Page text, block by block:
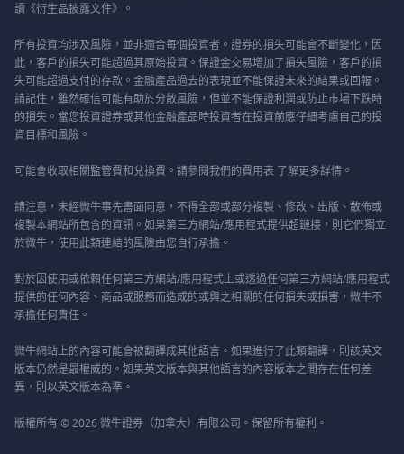
讀《衍生品披露文件》。
所有投資均涉及風險，並非適合每個投資者。證券的損失可能會不斷變化，因
此，客戶的損失可能超過其原始投資。保證金交易增加了損失風險，客戶的損
失可能超過支付的存款。金融產品過去的表現並不能保證未來的結果或回報。
請記住，雖然確信可能有助於分散風險，但並不能保證利潤或防止市場下跌時
的損失。當您投資證券或其他金融產品時投資者在投資前應仔細考慮自己的投
資目標和風險。
可能會收取相關監管費和兌換費。請參閱我們的費用表 了解更多詳情。
請注意，未經微牛事先書面同意，不得全部或部分複製、修改、出版、散佈或
複製本網站所包含的資訊。如果第三方網站/應用程式提供超鏈接，則它們獨立
於微牛，使用此類連結的風險由您自行承擔。
對於因使用或依賴任何第三方網站/應用程式上或透過任何第三方網站/應用程式
提供的任何內容、商品或服務而造成的或與之相關的任何損失或損害，微牛不
承擔任何責任。
微牛網站上的內容可能會被翻譯成其他語言。如果進行了此類翻譯，則該英文
版本仍然是最權威的。如果英文版本與其他語言的內容版本之間存在任何差
異，則以英文版本為準。
版權所有 © 2026 微牛證券（加拿大）有限公司。保留所有權利。